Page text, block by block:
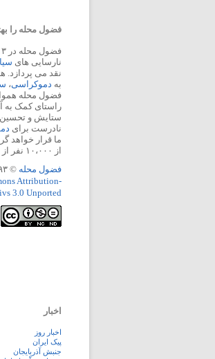
فضول محله را
نارسایی های
نقد می
به دموکراسی،
فضول محله
راستای کمک به
ستایش و تحسین
نادرست برای
ما قرار خواهد
از ۱۰،۰۰۰ نفر از این سایت دیدن می کنند.
فضول محله © ۱۳۹۳-۱۳۸۷ -
Attribution-
3.0 Unported
اخبار
اخبار روز
پيک ايران
جنبش آذربایجان